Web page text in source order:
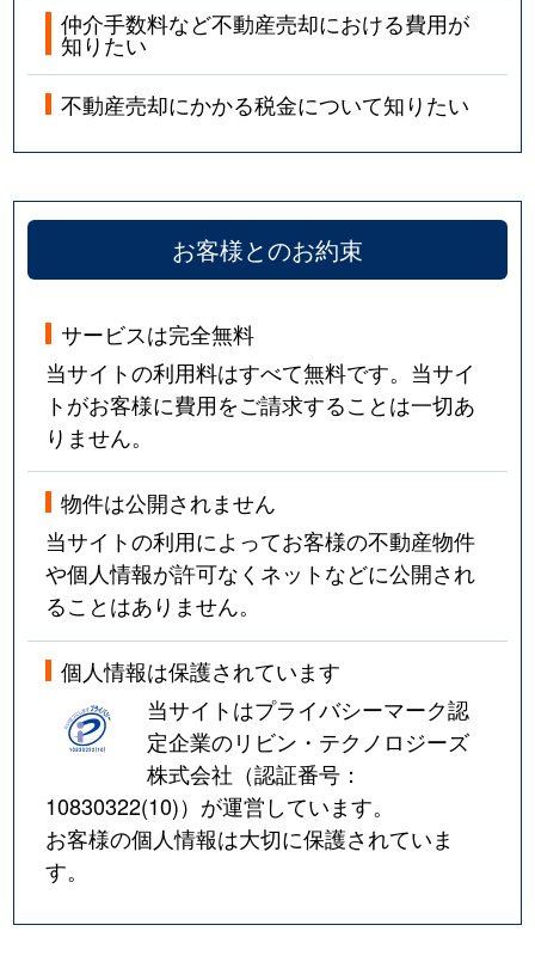
仲介手数料など不動産売却における費用が
知りたい
不動産売却にかかる税金について知りたい
お客様とのお約束
サービスは完全無料
当サイトの利用料はすべて無料です。当サイ
トがお客様に費用をご請求することは一切あ
りません。
物件は公開されません
当サイトの利用によってお客様の不動産物件
や個人情報が許可なくネットなどに公開され
ることはありません。
個人情報は保護されています
当サイトはプライバシーマーク認
定企業のリビン・テクノロジーズ
株式会社（認証番号：
10830322(10)）が運営しています。
お客様の個人情報は大切に保護されていま
す。